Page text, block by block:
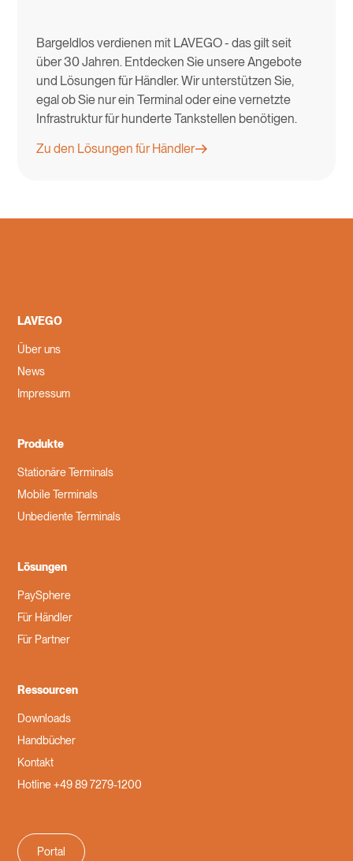
Bargeldlos verdienen mit LAVEGO - das gilt seit
über 30 Jahren. Entdecken Sie unsere Angebote
und Lösungen für Händler. Wir unterstützen Sie,
egal ob Sie nur ein Terminal oder eine vernetzte
Infrastruktur für hunderte Tankstellen benötigen.
Zu den Lösungen für Händler
LAVEGO
Über uns
News
Impressum
Produkte
Stationäre Terminals
Mobile Terminals
Unbediente Terminals
Lösungen
PaySphere
Für Händler
Für Partner
Ressourcen
Downloads
Handbücher
Kontakt
Hotline +49 89 7279-1200
Portal